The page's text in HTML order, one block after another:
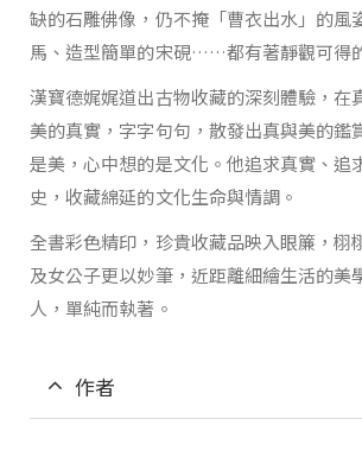
缺的石雕佛像，仍不掩「曹衣出水」的風
馬、造型簡單的宋硯……都有著靜觀可得
漢寶德娓娓道出古物收藏的深刻體驗，在
美的真實，字字句句，散發出真與美的鑑
是美，心中想的是文化。他追求真實、追
史，收藏綿延的文化生命與情調。
全書彩色精印，珍貴收藏品映入眼簾，栩
及女公子更以妙筆，近距離細繪生活的美
人，單純而執著。
作者